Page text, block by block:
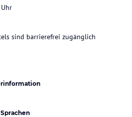
sind barrierefrei zugänglich